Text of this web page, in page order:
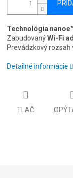
Technológia
ZabudovanýWi-Fi
Prevádzkový rozsah
Detailné informácie
TLAČ